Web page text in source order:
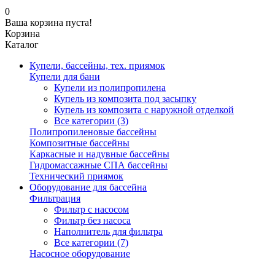
0
Ваша корзина пуста!
Корзина
Каталог
Купели, бассейны, тех. приямок
Купели для бани
Купели из полипропилена
Купель из композита под засыпку
Купель из композита с наружной отделкой
Все категории (3)
Полипропиленовые бассейны
Композитные бассейны
Каркасные и надувные бассейны
Гидромассажные СПА бассейны
Технический приямок
Оборудование для бассейна
Фильтрация
Фильтр с насосом
Фильтр без насоса
Наполнитель для фильтра
Все категории (7)
Насосное оборудование